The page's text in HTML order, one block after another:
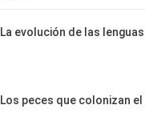
La evolución de las lenguas
Los peces que colonizan